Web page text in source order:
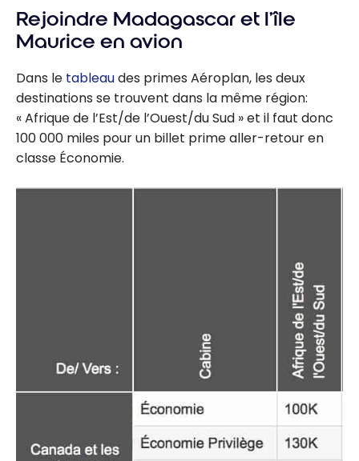
Rejoindre Madagascar et l’île
Maurice en avion
Dans le tableaudes primes Aéroplan, les deux
destinations se trouvent dans la même région:
« Afrique de l’Est/de l’Ouest/du Sud » et il faut donc
100 000 miles pour un billet prime aller-retour en
classe Économie.